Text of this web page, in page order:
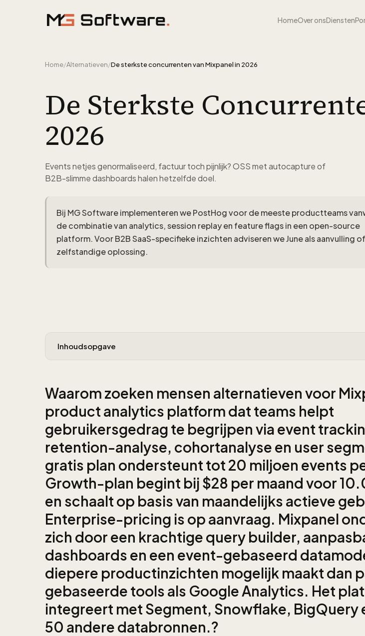
HomeOver onsDiensten
Home/Alternatieven/De sterkste concurrenten van Mixpanel in 2026
De Sterkste
2026
Events netjes genormaliseerd, factuur toch pijnlijk? OSS met autocapture of
B2B-slimme dashboards halen hetzelfde doel.
Bij MG Software implementeren we PostHog voor de meeste productteams
de combinatie van analytics, session replay en feature flags in een open-source
platform. Voor B2B SaaS-specifieke inzichten adviseren we June als aanvulling of
zelfstandige oplossing.
Inhoudsopgave
Waarom zoeken mensen alternatieven voor
product analytics platform dat teams helpt
gebruikersgedrag te begrijpen via event
retention-analyse, cohortanalyse en user
gratis plan ondersteunt tot 20 miljoen events
Growth-plan begint bij $28 per maand voor
en schaalt op basis van maandelijks actieve
Enterprise-pricing is op aanvraag. Mixpanel
zich door een krachtige query builder,
dashboards en een event-gebaseerd
diepere productinzichten mogelijk maakt dan
gebaseerde tools als Google Analytics. Het
integreert met Segment, Snowflake, BigQuery
50 andere databronnen.?